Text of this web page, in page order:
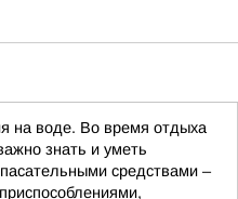
на воде. Во время отдыха
знать и уметь
средствами –